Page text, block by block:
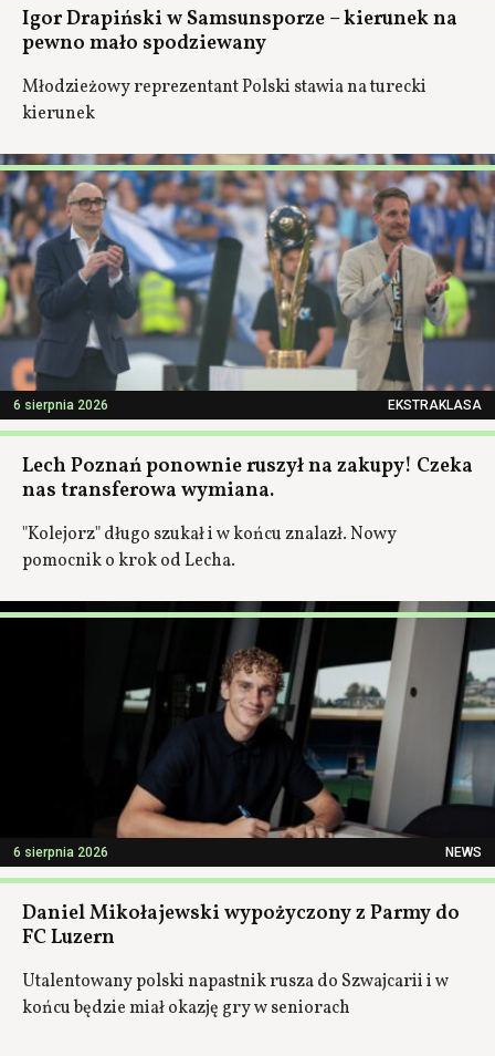
Igor Drapiński w Samsunsporze – kierunek na
pewno mało spodziewany
Młodzieżowy reprezentant Polski stawia na turecki
kierunek
6 sierpnia 2026 EKSTRAKLASA
Lech Poznań ponownie ruszył na zakupy! Czeka
nas transferowa wymiana.
"Kolejorz" długo szukał i w końcu znalazł. Nowy
pomocnik o krok od Lecha.
6 sierpnia 2026 NEWS
Daniel Mikołajewski wypożyczony z Parmy do
FC Luzern
Utalentowany polski napastnik rusza do Szwajcarii i w
końcu będzie miał okazję gry w seniorach